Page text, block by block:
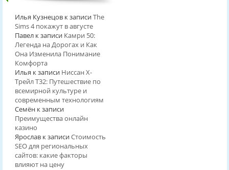
Илья Кузнецовк записиThe
Sims 4 покажут в августе
Павелк записи Камри 50:
Легенда на Дорогах и Как
Она Изменила Понимание
Комфорта
Илья к записи Ниссан Х-
Трейл T32: Путешествие по
всемирной культуре и
современным технологиям
Семёнк записи
Преимущества онлайн
казино
Ярославк записиСтоимость
SEO для региональных
сайтов: какие факторы
влияют на цену